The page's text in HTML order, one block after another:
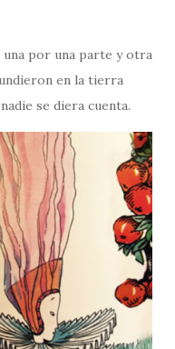
una por una parte y otra
en la tierra
se diera cuenta.